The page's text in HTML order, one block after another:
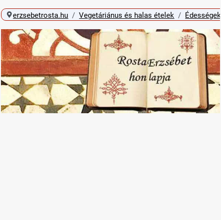
erzsebetrosta.hu Vegetáriánus és halas ételek